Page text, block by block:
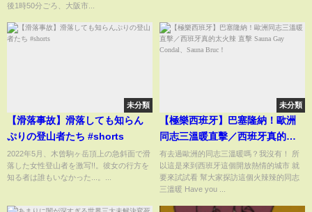
後1時50分ごろ、大阪市...
未分類
【滑落事故】滑落しても知らん
ぷりの登山者たち #shorts
2022年5月、木曾駒ヶ岳頂上の急斜面で滑
落した女性登山者を激写!!。彼女の行方を
知る者は誰もいなかった...。...
未分類
【極樂西班牙】巴塞隆納！歐洲
同志三溫暖直擊／西班牙真的太
火辣 直擊 Sauna Gay Condal、
Sauna Bruc！
有去過歐洲的同志三溫暖嗎？我沒有！ 所
以這是來到西班牙這個開放熱情的城市 就
要來試試看 幫大家探訪這個火辣辣的同志
三溫暖 Have you ...